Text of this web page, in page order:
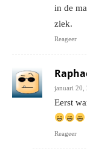
in de
ziek.
Reageer
januari 20,
Eerst
Reageer